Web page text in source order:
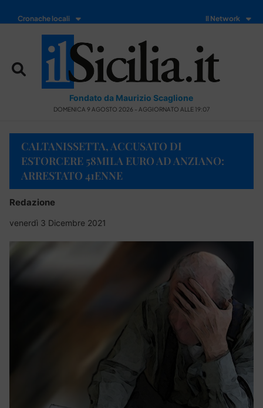
Cronache locali Il Network
Fondato da Maurizio Scaglione
DOMENICA 9 AGOSTO 2026 - AGGIORNATO ALLE 19:07
CALTANISSETTA, ACCUSATO DI
ESTORCERE 58MILA EURO AD ANZIANO:
ARRESTATO 41ENNE
Redazione
venerdì 3 Dicembre 2021